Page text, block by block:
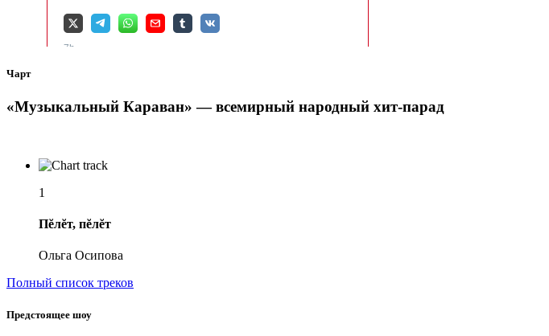
Чарт
«Музыкальный Караван» — всемирный народный хит-парад
1
Пĕлĕт, пĕлĕт
Ольга Осипова
Полный список треков
Предстоящее шоу